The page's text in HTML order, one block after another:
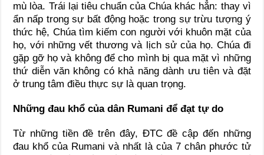
mù lòa. Trái lại tiêu chuẩn của Chúa khác hẳn: thay vì
ẩn nấp trong sự bất động hoặc trong sự trừu tượng ý
thức hệ, Chúa tìm kiếm con người với khuôn mặt của
họ, với những vết thương và lịch sử của họ. Chúa đi
gặp gỡ họ và không để cho mình bị qua mặt vì những
thứ diễn văn không có khả năng dành ưu tiên và đặt
ở trung tâm điều thực sự là quan trọng.
Những đau khổ của dân Rumani để đạt tự do
Từ những tiền đề trên đây, ĐTC đề cập đến những
đau khổ của Rumani và nhất là của 7 chân phước tử